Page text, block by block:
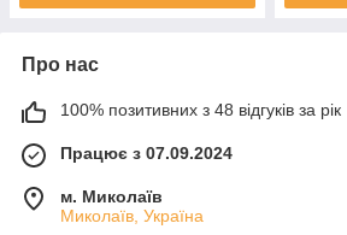
Про нас
100% позитивних з 48 відгуків за рік
Працює з 07.09.2024
м. Миколаїв
Миколаїв, Україна